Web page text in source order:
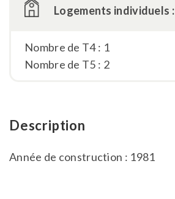
Logements individuels :
Nombre de T4 : 1
Nombre de T5 : 2
Description
Année de construction : 1981